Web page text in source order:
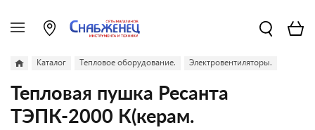
Каталог Тепловое оборудование. Электровентиляторы.
Тепловая пушка Ресанта
ТЭПК-2000 К(керам.